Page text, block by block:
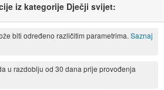
iz kategorije Dječji svijet:
biti određeno različitim parametrima. Saznaj
u razdoblju od 30 dana prije provođenja